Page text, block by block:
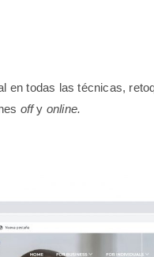
en todas las técnicas,
offy online.